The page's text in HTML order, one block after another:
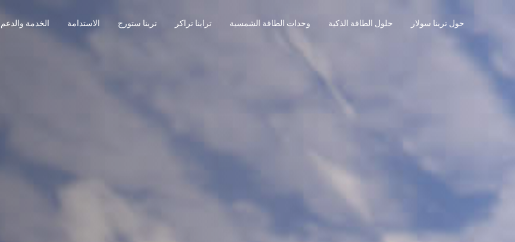
حول ترينا سولار حلول الطاقة الذكية وحدات الطاقة الشمسية تراينا تراكر ترينا ستورج الاستدامة الخدمة والدعم